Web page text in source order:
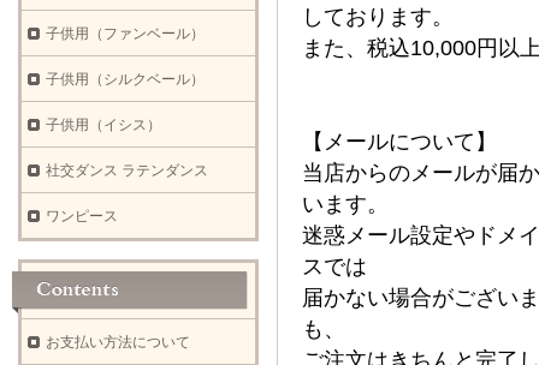
しております。
また、税込10,000円以
【メールについて】
当店からのメールが届
います。
迷惑メール設定やドメ
スでは
届かない場合がござい
も、
子供用（ファンベール）
子供用（シルクベール）
子供用（イシス）
社交ダンス ラテンダンス
ワンピース
お支払い方法について